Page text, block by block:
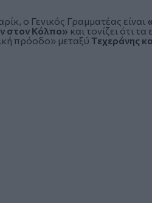
ο Γενικός Γραμματέας είναι
στον Κόλπο» και τονίζει ότι
πρόοδο» μεταξύ Τεχεράνης